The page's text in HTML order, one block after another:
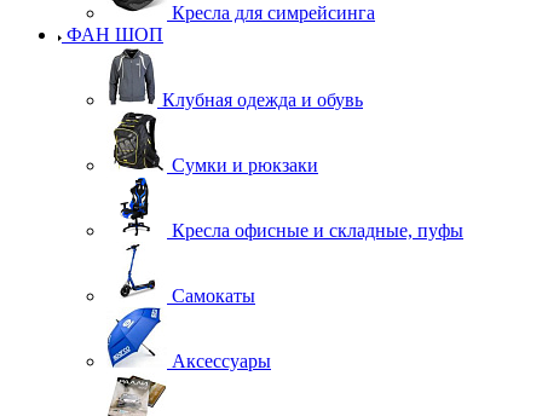
Кресла для симрейсинга
ФАН ШОП
Клубная одежда и обувь
Сумки и рюкзаки
Кресла офисные и складные, пуфы
Самокаты
Аксессуары